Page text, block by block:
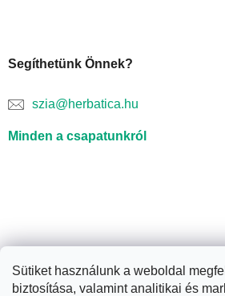
Sütiket használunk a weboldal
biztosítása, valamint analitikai és
Segíthetünk Önnek?
szia@herbatica.hu
Minden a csapatunkról